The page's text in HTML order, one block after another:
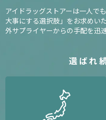
アイドラッグストアーは一人で
大事にする選択肢」をお求めい
外サプライヤーからの手配を迅
選ばれ